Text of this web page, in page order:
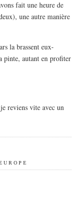
fait une heure de
une autre manière
la brassent eux-
pinte, autant en profiter
reviens vite avec un